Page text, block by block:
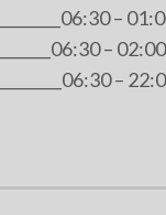
–
– 02:00
–